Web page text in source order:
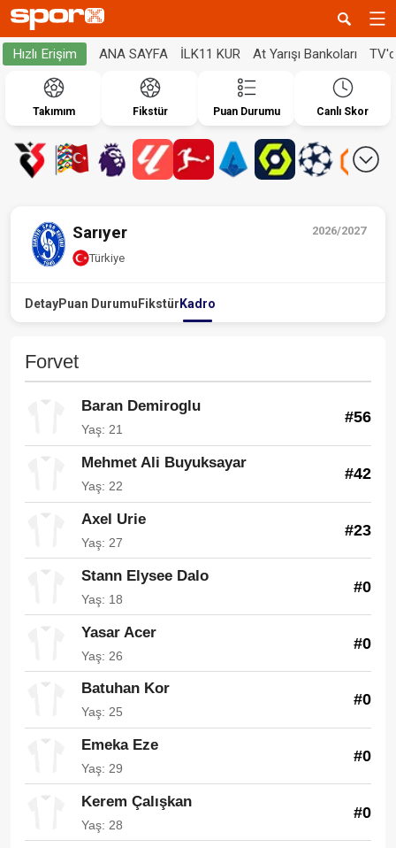
Hızlı Erişim ANA SAYFA İLK11 KUR At Yarışı Bankoları
Takımım Fikstür Puan Durumu Canlı Skor
2026/2027
Sarıyer
Türkiye
DetayPuan Durumu Fikstür Kadro
Forvet
Baran Demiroglu
Yaş: 21
#56
Mehmet Ali Buyuksayar
Yaş: 22
#42
Axel Urie
Yaş: 27
#23
Stann Elysee Dalo
Yaş: 18
#0
Yasar Acer
Yaş: 26
#0
Batuhan Kor
Yaş: 25
#0
Emeka Eze
Yaş: 29
#0
Kerem Çalışkan
Yaş: 28
#0